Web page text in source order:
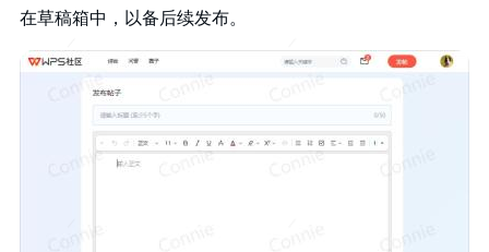
在草稿箱中，以备后续发布。